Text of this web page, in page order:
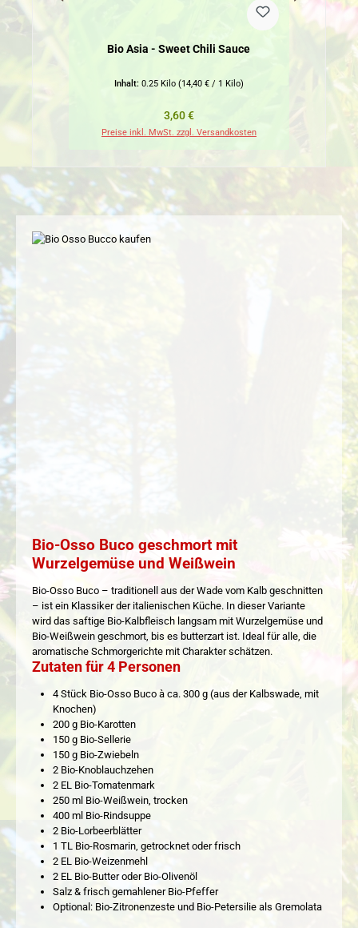
Bio Asia - Sweet Chili Sauce
Inhalt: 0.25 Kilo (14,40 € / 1 Kilo)
Regulärer Preis:
3,60 €
Preise inkl. MwSt. zzgl. Versandkosten
Bio-Osso Buco geschmort mit
Wurzelgemüse und Weißwein
Bio-Osso Buco – traditionell aus der Wade vom Kalb geschnitten
– ist ein Klassiker der italienischen Küche. In dieser Variante
wird das saftige Bio-Kalbfleisch langsam mit Wurzelgemüse und
Bio-Weißwein geschmort, bis es butterzart ist. Ideal für alle, die
aromatische Schmorgerichte mit Charakter schätzen.
Zutaten für 4 Personen
4 Stück Bio-Osso Buco à ca. 300 g (aus der Kalbswade, mit
Knochen)
200 g Bio-Karotten
150 g Bio-Sellerie
150 g Bio-Zwiebeln
2 Bio-Knoblauchzehen
2 EL Bio-Tomatenmark
250 ml Bio-Weißwein, trocken
400 ml Bio-Rindsuppe
2 Bio-Lorbeerblätter
1 TL Bio-Rosmarin, getrocknet oder frisch
2 EL Bio-Weizenmehl
2 EL Bio-Butter oder Bio-Olivenöl
Salz & frisch gemahlener Bio-Pfeffer
Optional: Bio-Zitronenzeste und Bio-Petersilie als Gremolata